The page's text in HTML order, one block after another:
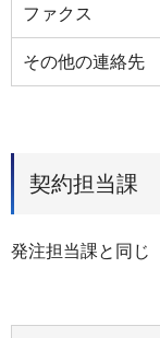
ファクス
その他の連絡先
契約担当課
発注担当課と同じ